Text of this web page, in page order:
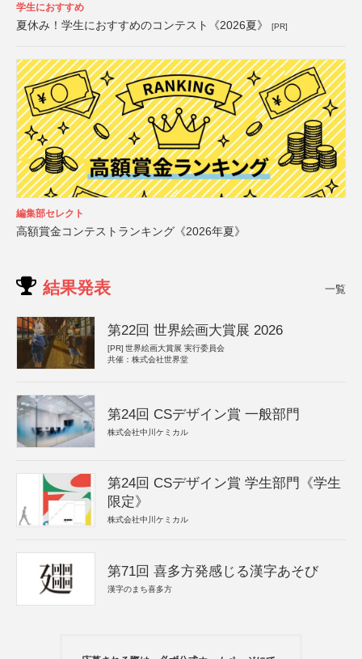
学生におすすめ
夏休み！学生におすすめのコンテスト《2026夏》 [PR]
編集部セレクト
高額賞金コンテストランキング《2026年夏》
結果発表 一覧
第22回 世界絵画大賞展 2026
[PR] 世界絵画大賞展 実行委員会
共催：株式会社世界堂
第24回 CSデザイン賞 一般部門
株式会社中川ケミカル
第24回 CSデザイン賞 学生部門《学生
限定》
株式会社中川ケミカル
第71回 喜多方発感じる漢字あそび
漢字のまち喜多方